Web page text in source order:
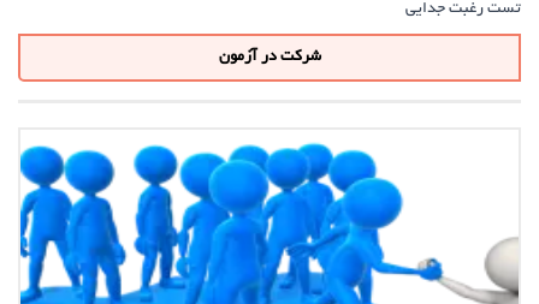
تست رغبت جدایی
شرکت در آزمون